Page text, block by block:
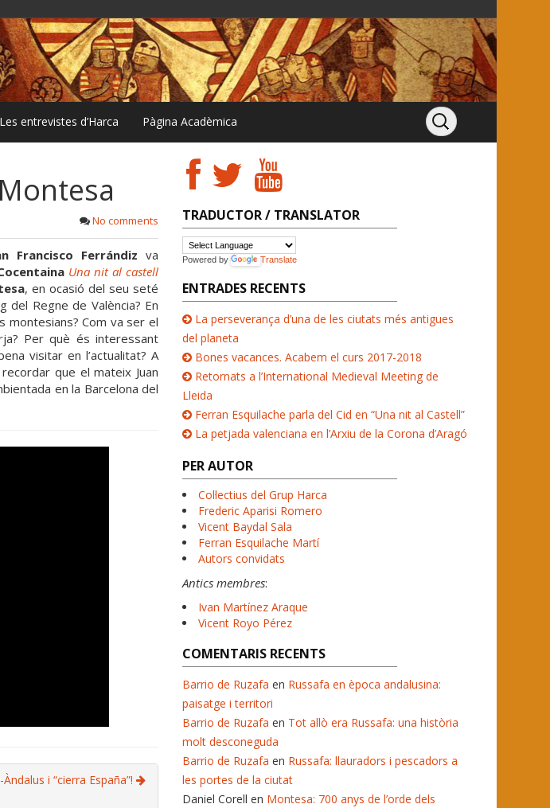
Les entrevistes d’Harca Pàgina Acadèmica
No comments
Francisco Ferrándiz va
Una nit al castell
, en ocasió del seu seté
Regne de València? En
montesians? Com va ser el
Per què és interessant
visitar en l’actualitat? A
que el mateix Juan
en la Barcelona del
i “cierra España”!
TRADUCTOR / TRANSLATOR
Powered by Translate
ENTRADES RECENTS
La perseverança d’una de les ciutats més antigues
del planeta
Bones vacances. Acabem el curs 2017-2018
Retornats a l’International Medieval Meeting de
Lleida
Ferran Esquilache parla del Cid en “Una nit al Castell”
La petjada valenciana en l’Arxiu de la Corona d’Aragó
PER AUTOR
Col·lectius del Grup Harca
Frederic Aparisi Romero
Vicent Baydal Sala
Ferran Esquilache Martí
Autors convidats
Antics membres:
Ivan Martínez Araque
Vicent Royo Pérez
COMENTARIS RECENTS
Barrio de Ruzafa en Russafa en època andalusina:
paisatge i territori
Barrio de Ruzafa en Tot allò era Russafa: una història
molt desconeguda
Barrio de Ruzafa en Russafa: llauradors i pescadors a
les portes de la ciutat
Daniel Corell en Montesa: 700 anys de l’orde dels